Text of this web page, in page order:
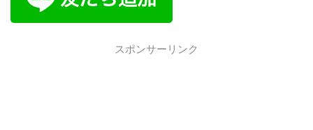
スポンサーリンク